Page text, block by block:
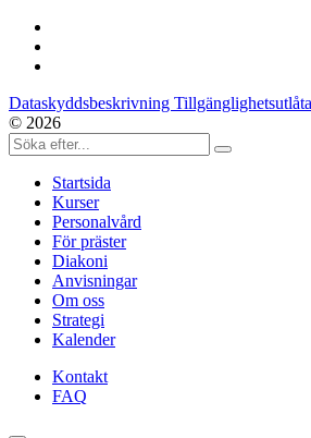
Dataskyddsbeskrivning
© 2026
Startsida
Kurser
Personalvård
För präster
Diakoni
Anvisningar
Om oss
Strategi
Kalender
Kontakt
FAQ